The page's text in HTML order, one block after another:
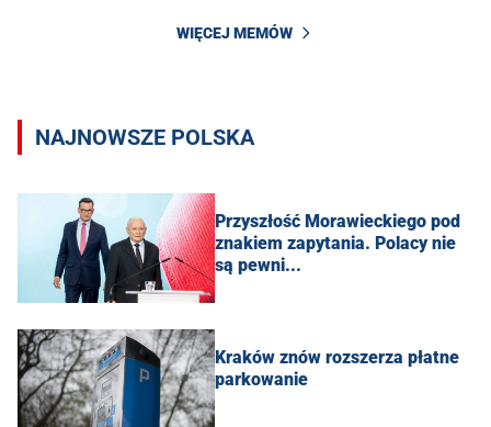
WIĘCEJ MEMÓW
NAJNOWSZE POLSKA
Przyszłość Morawieckiego pod
znakiem zapytania. Polacy nie
są pewni...
Kraków znów rozszerza płatne
parkowanie